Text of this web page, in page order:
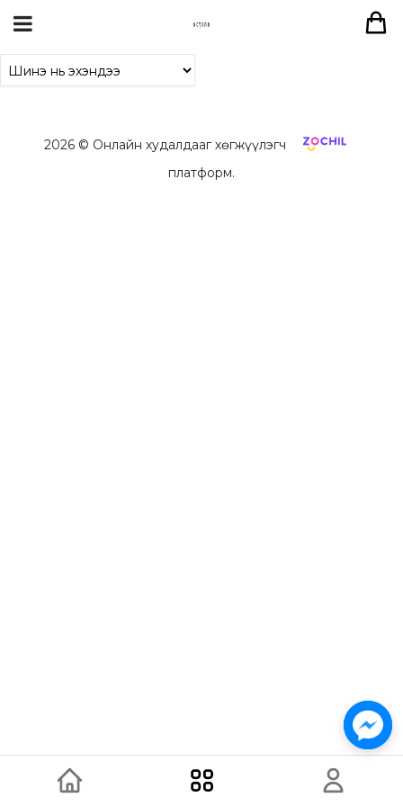
2026© Онлайн худалдааг хөгжүүлэгч
платформ.